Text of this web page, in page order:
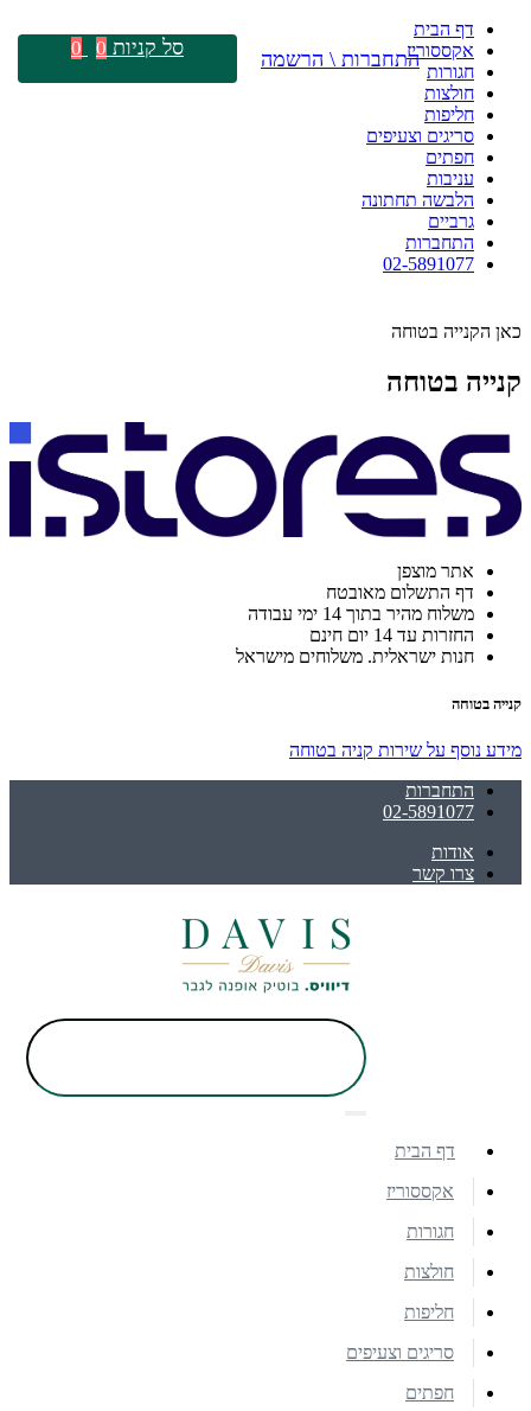
דף הבית
אקססוריז
חגורות
חולצות
חליפות
סריגים וצעיפים
חפתים
עניבות
הלבשה תחתונה
גרביים
התחברות
02-5891077
כאן הקנייה בטוחה
קנייה בטוחה
אתר מוצפן
דף התשלום מאובטח
משלוח מהיר בתוך 14 ימי עבודה
החזרות עד 14 יום חינם
חנות ישראלית. משלוחים מישראל
קנייה בטוחה
מידע נוסף על שירות קניה בטוחה
התחברות
02-5891077
אודות
צרו קשר
התחברות \ הרשמה סל קניות 0
0
דף הבית
אקססוריז
חגורות
חולצות
חליפות
סריגים וצעיפים
חפתים